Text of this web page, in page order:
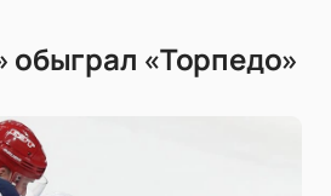
обыграл «Торпедо»